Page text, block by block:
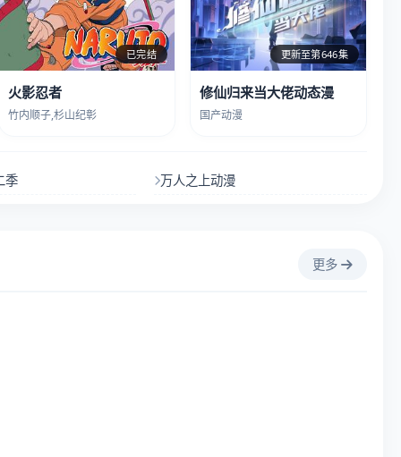
已完结
火影忍者
竹内顺子,杉山纪彰
更新至第646集
修仙归来当大佬动态漫
国产动漫
季 万人之上动漫
更多